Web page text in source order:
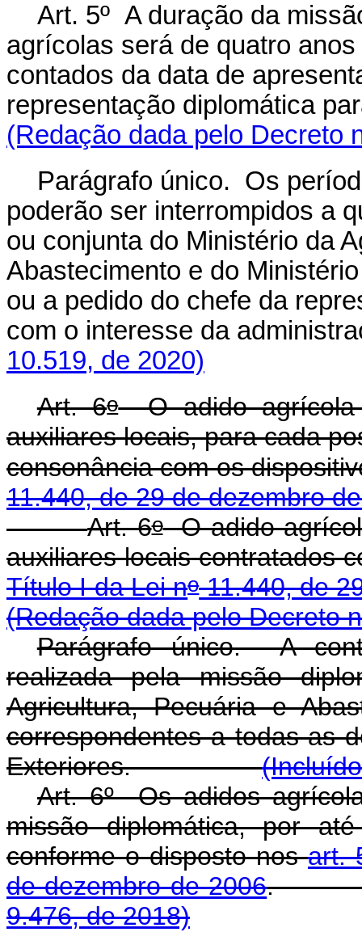
Art. 5º A duração da
agrícolas será de quatro
contados da data de
representação diplomática
(Redação dada pelo Decreto
Parágrafo único. Os
poderão ser interrompidos a
ou conjunta do Ministério da
Abastecimento e do
ou a pedido do chefe da
com o interesse da
10.519, de 2020)
Art. 6oO adido agrícola
auxiliares locais, para cada
consonância com os
11.440, de 29 de dezembro
Art. 6oO adido
auxiliares locais contratados
Título I da Lei no11.440, de
(Redação dada pelo Decreto
Parágrafo único. A
realizada pela missão
Agricultura, Pecuária e
correspondentes a todas as
Exteriores.
Art. 6º Os adidos
missão diplomática, por
conforme o disposto nosart.
de dezembro de 2006
9.476, de 2018)